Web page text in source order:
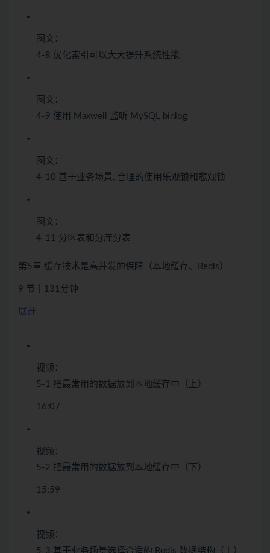
图文：
4-8 优化索引可以大大提升系统性能
图文：
4-9 使用 Maxwell 监听 MySQL binlog
图文：
4-10 基于业务场景, 合理的使用乐观锁和悲观锁
图文：
4-11 分区表和分库分表
第5章 缓存技术是高并发的保障（本地缓存、Redis）
9 节｜131分钟
展开
视频：
5-1 把最常用的数据放到本地缓存中（上）
16:07
视频：
5-2 把最常用的数据放到本地缓存中（下）
15:59
视频：
5-3 基于业务场景选择合适的 Redis 数据结构（上）